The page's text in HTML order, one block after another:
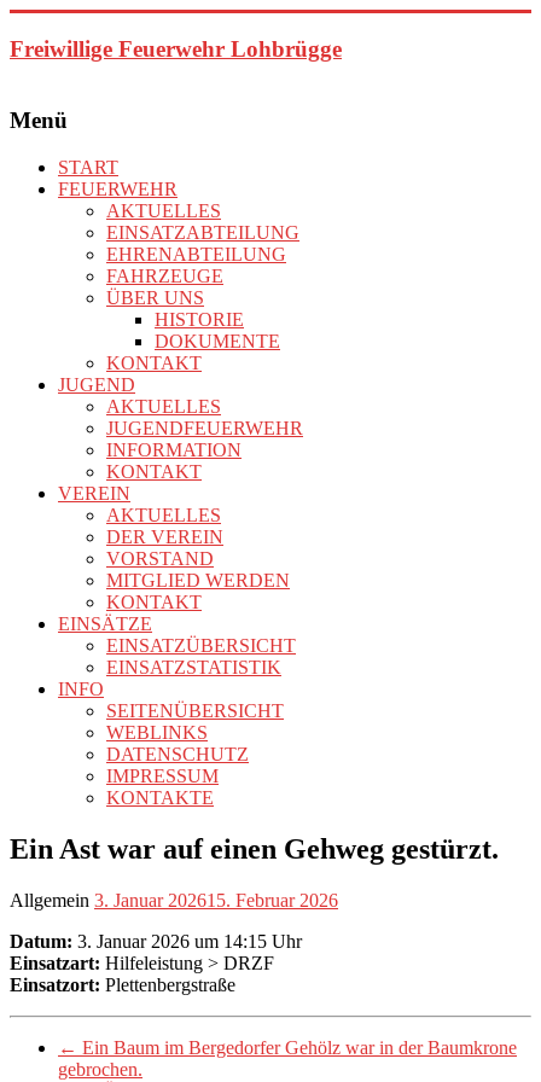
Inhalt
springen
Freiwillige Feuerwehr Lohbrügge
Menü
START
FEUERWEHR
AKTUELLES
EINSATZABTEILUNG
EHRENABTEILUNG
FAHRZEUGE
ÜBER UNS
HISTORIE
DOKUMENTE
KONTAKT
JUGEND
AKTUELLES
JUGENDFEUERWEHR
INFORMATION
KONTAKT
VEREIN
AKTUELLES
DER VEREIN
VORSTAND
MITGLIED WERDEN
KONTAKT
EINSÄTZE
EINSATZÜBERSICHT
EINSATZSTATISTIK
INFO
SEITENÜBERSICHT
WEBLINKS
DATENSCHUTZ
IMPRESSUM
KONTAKTE
Ein Ast war auf einen Gehweg gestürzt.
Allgemein 3. Januar 202615. Februar 2026
Datum: 3. Januar 2026 um 14:15 Uhr
Einsatzart: Hilfeleistung > DRZF
Einsatzort: Plettenbergstraße
← Ein Baum im Bergedorfer Gehölz war in der Baumkrone
gebrochen.